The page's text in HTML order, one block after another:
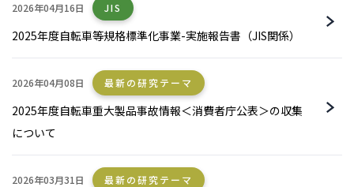
2026年04月16日 JIS
2025年度自転車等規格標準化事業-実施報告書（JIS関係）
2026年04月08日 最新の研究テーマ
2025年度自転車重大製品事故情報＜消費者庁公表＞の収集
について
2026年03月31日 最新の研究テーマ